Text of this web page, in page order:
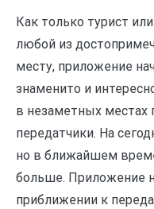
Как только турист
любой из
месту, приложение
знаменито и
в незаметных местах
передатчики. На
но в ближайшем
больше. Приложение
приближении к